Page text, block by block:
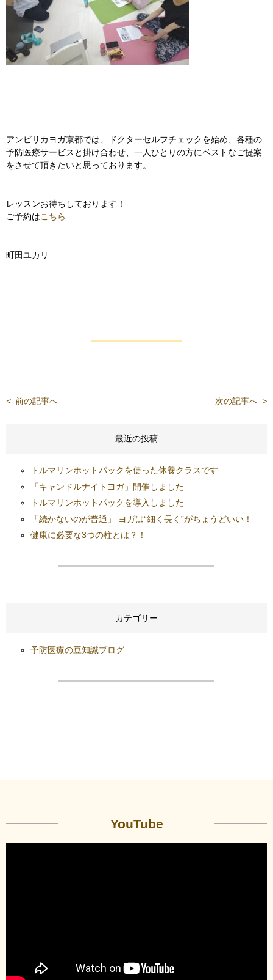
アンビリカヨガ京都では、ドクターセルフチェックを始め、各種の
予防医療サービスと掛け合わせ、一人ひとりの方にベストなご提案
をさせて頂きたいと思っております。
レッスンお待ちしております！
ご予約はこちら
町田ユカリ
< 前の記事へ 次の記事へ >
最近の投稿
トルマリンホットパックを使った休養クラスです
「キャンドルナイトヨガ」開催しました
トルマリンホットパックを導入しました
「続かないのが普通」 ヨガは“細く長く”がちょうどいい！
健康に必要な3つの柱とは？！
カテゴリー
予防医療の豆知識ブログ
YouTube